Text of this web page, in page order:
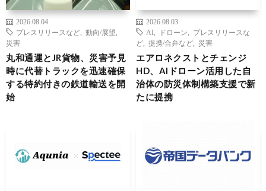
2026.08.04
プレスリリースなど
動向/展望
災害
丸和通運とJR貨物、災害予見
時に代替トラックを迅速確保
する特約付きの鉄道輸送を開
始
2026.08.03
AI
ドローン
プレスリリースな
ど
提携/合弁など 災害
エアロネクストとチェンジ
HD、AIドローン活用した自
治体の防災体制構築支援で新
たに提携